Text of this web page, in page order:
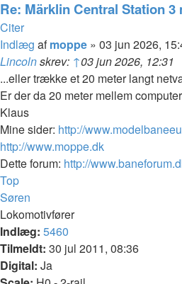
Re: Märklin Central Station 3
Citer
Indlæg afmoppe » 03 jun 2026,
Lincolnskrev: ↑03 jun 2026, 12:31
...eller trække et 20 meter langt
Er der da 20 meter mellem
Klaus
Mine sider: http://
http://www.moppe.dk
Dette forum: http://
Top
Søren
Lokomotivfører
Indlæg: 5460
Tilmeldt: 30 jul 2011, 08:36
Digital: Ja